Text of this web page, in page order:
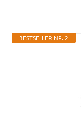
BESTSELLER NR. 2